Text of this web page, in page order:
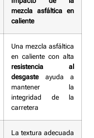
mezcla asfáltica en
caliente
Una mezcla asfáltica
en caliente con alta
resistencia al
desgasteayuda a
mantener la
integridad de la
carretera
La textura adecuada